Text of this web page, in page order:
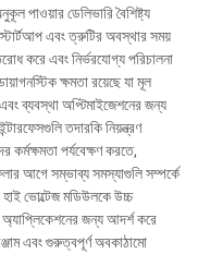
পাওয়ার ডেলিভারি বৈশিষ্ট্য
স্টার্টআপ এবং ত্রুটির অবস্থার সময়
করে এবং নির্ভরযোগ্য পরিচালনা
ক্ষমতা রয়েছে যা মূল
এবং ব্যবস্থা অপ্টিমাইজেশনের জন্য
তদারকি নিয়ন্ত্রণ
পর্যবেক্ষণ করতে,
আগে সম্ভাব্য সমস্যাগুলি সম্পর্কে
হাই ভোল্টেজ মডিউলকে উচ্চ
জন্য আদর্শ করে
এবং গুরুত্বপূর্ণ অবকাঠামো